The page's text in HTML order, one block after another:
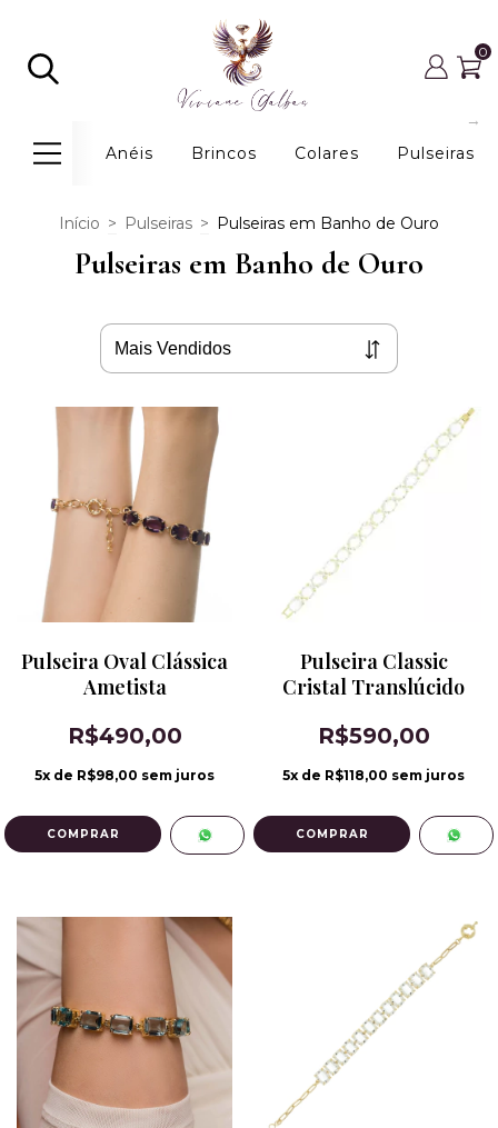
0
Anéis Brincos Colares Pulseiras
Início > Pulseiras > Pulseiras em Banho de Ouro
Pulseiras em Banho de Ouro
Pulseira Oval Clássica
Ametista
R$490,00
5x de R$98,00 sem juros
Pulseira Classic
Cristal Translúcido
R$590,00
5x de R$118,00 sem juros